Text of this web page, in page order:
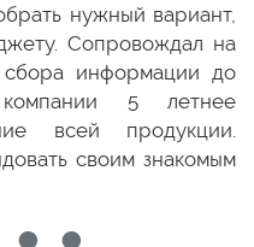
нужный вариант,
Сопровождал на
информации до
5 летнее
всей продукции.
своим знакомым